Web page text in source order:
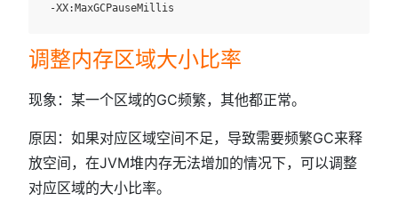
调整内存区域大小比率
现象：某一个区域的GC频繁，其他都正常。
原因：如果对应区域空间不足，导致需要频繁GC来释
放空间，在JVM堆内存无法增加的情况下，可以调整
对应区域的大小比率。